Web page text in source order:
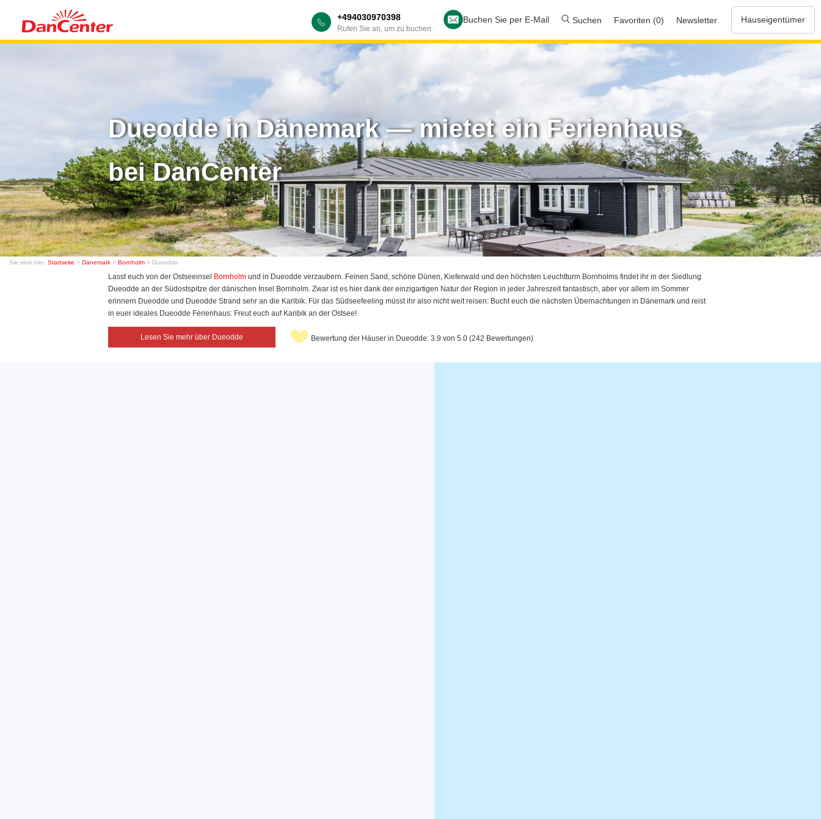
+494030970398
Rufen Sie an, um zu buchen
Buchen Sie per E-Mail Suchen Favoriten (0) Newsletter Hauseigentümer
Dueodde in Dänemark — mietet ein Ferienhaus
bei DanCenter
Sie sind hier: Startseite > Dänemark > Bornholm > Dueodde
Lasst euch von der Ostseeinsel Bornholm und in Dueodde verzaubern. Feinen Sand, schöne Dünen, Kieferwald und den höchsten Leuchtturm Bornholms findet ihr in der Siedlung
Dueodde an der Südostspitze der dänischen Insel Bornholm. Zwar ist es hier dank der einzigartigen Natur der Region in jeder Jahreszeit fantastisch, aber vor allem im Sommer
erinnern Dueodde und Dueodde Strand sehr an die Karibik. Für das Südseefeeling müsst ihr also nicht weit reisen: Bucht euch die nächsten Übernachtungen in Dänemark und reist
in euer ideales Dueodde Ferienhaus: Freut euch auf Karibik an der Ostsee!
Lesen Sie mehr über Dueodde Bewertung der Häuser in Dueodde: 3.9 von 5.0 (242 Bewertungen)